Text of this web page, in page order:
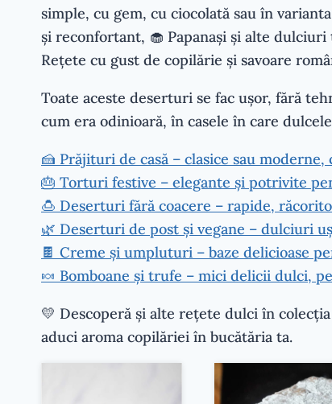
simple, cu gem, cu ciocolată sau în
și reconfortant, 🧁 Papanași și alte
Rețete cu gust de copilărie și savoare
Toate aceste deserturi se fac ușor, fără
cum era odinioară, în casele în care
🍰 Prăjituri de casă – clasice sau
🎂 Torturi festive – elegante și potrivite
🍮 Deserturi fără coacere – rapide,
🌿 Deserturi de post și vegane – dulciuri
🍫 Creme și umpluturi – baze delicioase
🍬 Bomboane și trufe – mici delicii dulci,
💛 Descoperă și alte rețete dulci în
aduci aroma copilăriei în bucătăria ta.